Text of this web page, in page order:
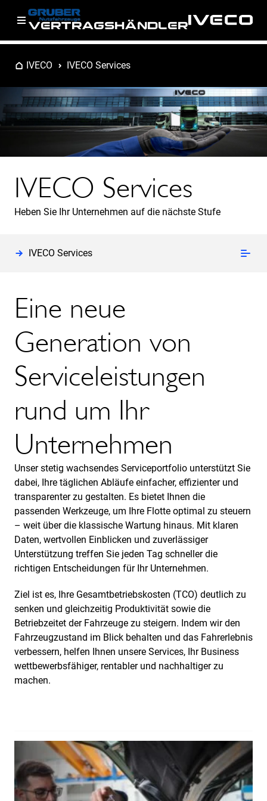
VERTRAGSHÄNDLER
IVECO IVECO Services
IVECO Services
Heben Sie Ihr Unternehmen auf die nächste Stufe
IVECO Services
Eine neue
Generation von
Serviceleistungen
rund um Ihr
Unternehmen
Unser stetig wachsendes Serviceportfolio unterstützt Sie
dabei, Ihre täglichen Abläufe einfacher, effizienter und
transparenter zu gestalten. Es bietet Ihnen die
passenden Werkzeuge, um Ihre Flotte optimal zu steuern
– weit über die klassische Wartung hinaus. Mit klaren
Daten, wertvollen Einblicken und zuverlässiger
Unterstützung treffen Sie jeden Tag schneller die
richtigen Entscheidungen für Ihr Unternehmen.
Ziel ist es, Ihre Gesamtbetriebskosten (TCO) deutlich zu
senken und gleichzeitig Produktivität sowie die
Betriebzeitet der Fahrzeuge zu steigern. Indem wir den
Fahrzeugzustand im Blick behalten und das Fahrerlebnis
verbessern, helfen Ihnen unsere Services, Ihr Business
wettbewerbsfähiger, rentabler und nachhaltiger zu
machen.